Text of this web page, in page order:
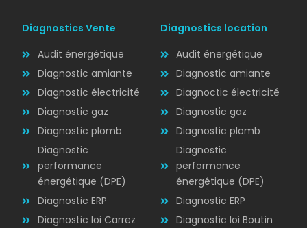
Diagnostic
ÉLECTRICITÉ
Diagnostics Vente
Audit énergétique
Diagnostic amiante
Diagnostic électricité
Diagnostic gaz
Diagnostic plomb
Diagnostic
performance
énergétique (DPE)
Diagnostic ERP
Diagnostic loi Carrez
Diagnostics location
Audit énergétique
Diagnostic amiante
Diagnoctic électricité
Diagnostic gaz
Diagnostic plomb
Diagnostic
performance
énergétique (DPE)
Diagnostic ERP
Diagnostic loi Boutin